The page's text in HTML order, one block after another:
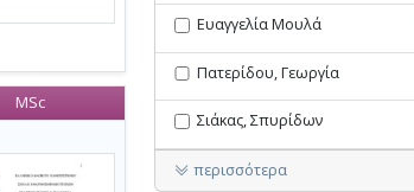
MSc
Ευαγγελία Μουλά
Πατερίδου, Γεωργία
Σιάκας, Σπυρίδων
περισσότερα